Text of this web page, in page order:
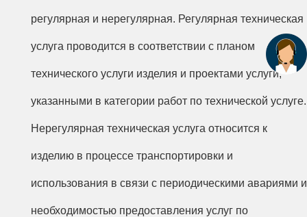
регулярная и нерегулярная. Регулярная техническая
услуга проводится в соответствии с планом
технического услуги изделия и проектами услуги,
указанными в категории работ по технической услуге.
Нерегулярная техническая услуга относится к
изделию в процессе транспортировки и
использования в связи с периодическими авариями и
необходимостью предоставления услуг по